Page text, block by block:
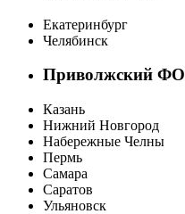
Екатеринбург
Челябинск
Приволжский ФО
Казань
Нижний Новгород
Набережные Челны
Пермь
Самара
Саратов
Ульяновск